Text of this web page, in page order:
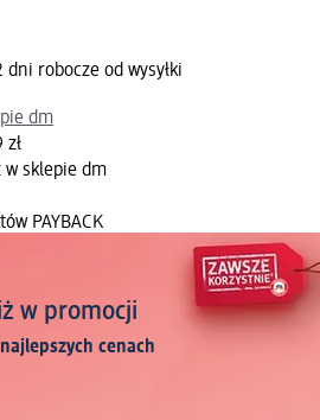
dni robocze od wysyłki
dm
zł
w sklepie dm
PAYBACK
w promocji
cenach